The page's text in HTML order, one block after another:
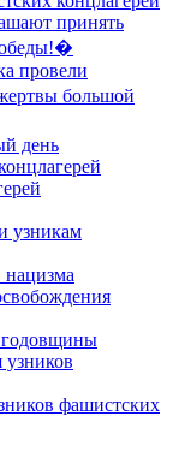
принять
провели
большой
день
узникам
нацизма
годовщины
фашистских